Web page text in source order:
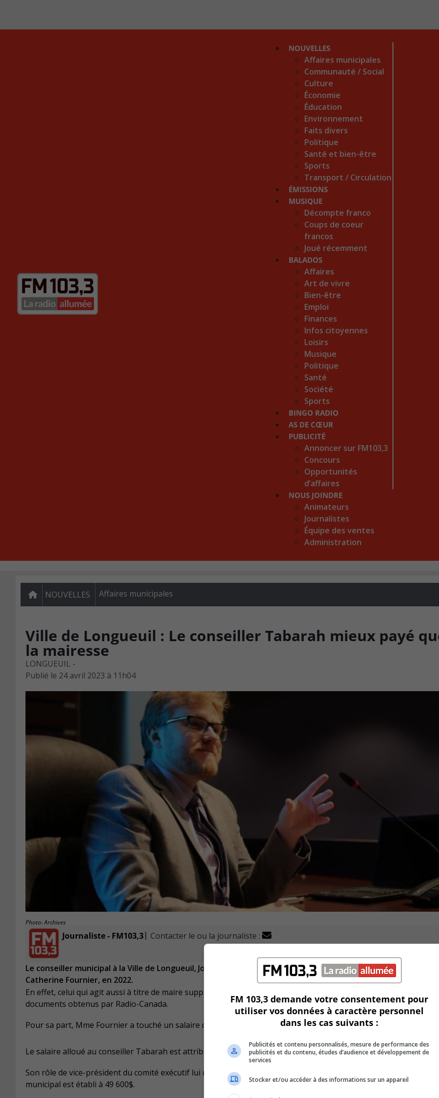
NOUVELLES
Affaires municipales
Communauté / Social
Culture
Économie
Éducation
Environnement
Faits divers
Politique
Santé et bien-être
Sports
Transport / Circulation
ÉMISSIONS
MUSIQUE
Décompte franco
Coups de coeur
francos
Joué récemment
BALADOS
Affaires
Art de vivre
Bien-être
Emploi
Finances
Infos citoyennes
Loisirs
Musique
Politique
Santé
Société
Sports
BINGO RADIO
AS DE CŒUR
PUBLICITÉ
Annoncer sur FM103,3
Concours
Opportunités
d’affaires
NOUS JOINDRE
Animateurs
Journalistes
Équipe des ventes
Administration
NOUVELLES Affaires municipales
Ville de Longueuil : Le conseiller Tabarah mieux payé
la mairesse
LONGUEUIL -
Publié le 24 avril 2023 à 11h04
Photo: Archives
Journaliste - FM103,3| Contacter le ou la journaliste :
Le conseiller municipal à la Ville de Longueuil, Jonathan Tabarah, aurait été mieux rémunéré que la mairesse,
Catherine Fournier, en 2022.
En effet, celui qui agit aussi à titre de maire suppléant a reçu 202 314$ pour son travail l’an dernier, selon des
documents obtenus par Radio-Canada.
Pour sa part, Mme Fournier a touché un salaire de 188 759$ en 2022.
Le salaire alloué au conseiller Tabarah est attribuable aux nombreux comités sur lesquels il siège.
Son rôle de vice-président du comité exécutif lui rapporte plus de 77 800$ par an, alors que son salaire de
municipal est établi à 49 600$.
FM 103,3 demande votre consentement pour
utiliser vos données à caractère personnel
dans les cas suivants :
Publicités et contenu personnalisés, mesure de performance des
publicités et du contenu, études d’audience et développement de
services
Stocker et/ou accéder à des informations sur un appareil